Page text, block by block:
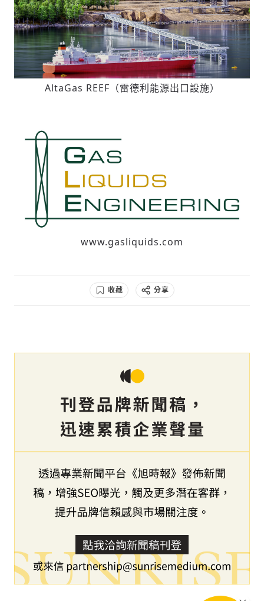
AltaGas REEF（雷德利能源出口設施）
www.gasliquids.com
收藏 分享